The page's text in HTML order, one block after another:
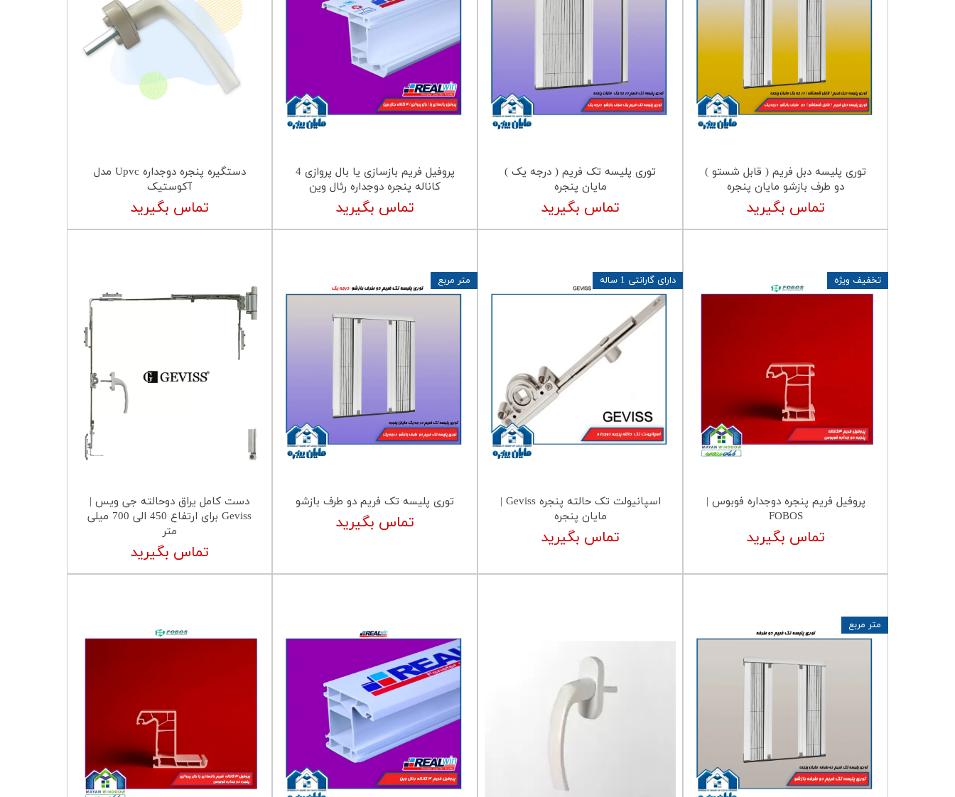
توری پلیسه دبل فریم ( قابل شستو )
دو طرف بازشو مایان پنجره
تماس بگیرید
توری پلیسه تک فریم ( درجه یک )
مایان پنجره
تماس بگیرید
پروفیل فریم بازسازی یا بال پروازی 4
کاناله پنجره دوجداره رئال وین
تماس بگیرید
دستگیره پنجره دوجداره Upvc مدل
آکوستیک
تماس بگیرید
پروفیل فریم پنجره دوجداره فوبوس |
FOBOS
تماس بگیرید
تخفیف ویژه
اسپانیولت تک حالته پنجره Geviss |
مایان پنجره
تماس بگیرید
دارای گارانتی 1 ساله
توری پلیسه تک فریم دو طرف بازشو
تماس بگیرید
متر مربع
دست کامل یراق دوحالته جی ویس |
Geviss برای ارتفاع 450 الی 700 میلی
متر
تماس بگیرید
متر مربع